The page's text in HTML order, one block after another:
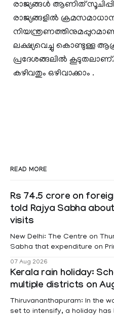
രാജ്യങ്ങള്‍ ആണിത്
രാജ്യങ്ങളില്‍
ലക്ഷ്യവെച്ചു കൊണ്ടുള്ള
പ്രദേശങ്ങലില്‍
കഴിവതും ഒഴിവാക്കാം .
READ MORE
Rs 74.5 crore on
told Rajya Sabha
visits
New Delhi: The Centre on
Sabha that expenditure on
foreign visits has crossed
information was provided by
Affairs Pabitra Margherita in
raised
07 Aug 2026
Kerala rain holiday:
multiple districts on
Thiruvananthapuram: In the
set to intensify, a holiday